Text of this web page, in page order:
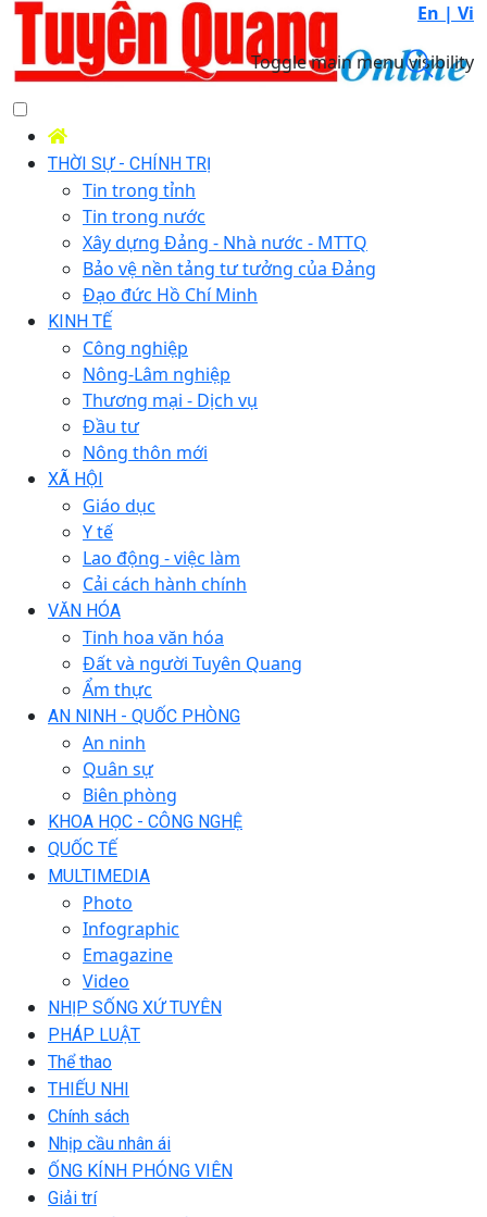
En | Vi
Toggle main menu visibility
THỜI SỰ - CHÍNH TRỊ
Tin trong tỉnh
Tin trong nước
Xây dựng Đảng - Nhà nước - MTTQ
Bảo vệ nền tảng tư tưởng của Đảng
Đạo đức Hồ Chí Minh
KINH TẾ
Công nghiệp
Nông-Lâm nghiệp
Thương mại - Dịch vụ
Đầu tư
Nông thôn mới
XÃ HỘI
Giáo dục
Y tế
Lao động - việc làm
Cải cách hành chính
VĂN HÓA
Tinh hoa văn hóa
Đất và người Tuyên Quang
Ẩm thực
AN NINH - QUỐC PHÒNG
An ninh
Quân sự
Biên phòng
KHOA HỌC - CÔNG NGHỆ
QUỐC TẾ
MULTIMEDIA
Photo
Infographic
Emagazine
Video
NHỊP SỐNG XỨ TUYÊN
PHÁP LUẬT
Thể thao
THIẾU NHI
Chính sách
Nhịp cầu nhân ái
ỐNG KÍNH PHÓNG VIÊN
Giải trí